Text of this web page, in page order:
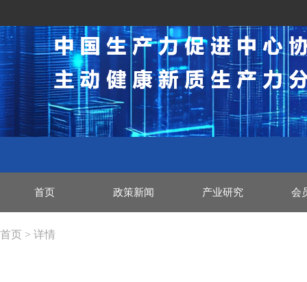
首页 政策新闻 产业研究 会
首页 > 详情